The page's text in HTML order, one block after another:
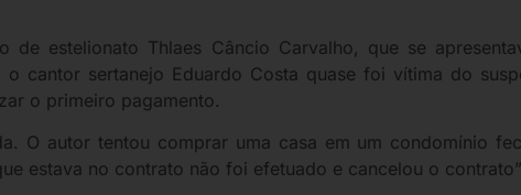
de estelionato Thlaes Câncio Carvalho, que se
o cantor sertanejo Eduardo Costa quase foi vítima do
o primeiro pagamento.
O autor tentou comprar uma casa em um condomínio
estava no contrato não foi efetuado e cancelou o